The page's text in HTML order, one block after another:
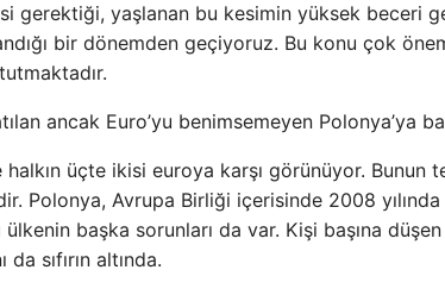
gerektiği, yaşlanan bu kesimin yüksek beceri
bir dönemden geçiyoruz. Bu konu çok
ancak Euro’yu benimsemeyen Polonya’ya
üçte ikisi euroya karşı görünüyor.
Polonya, Avrupa Birliği içerisinde 2008
başka sorunları da var. Kişi başına
sıfırın altında.